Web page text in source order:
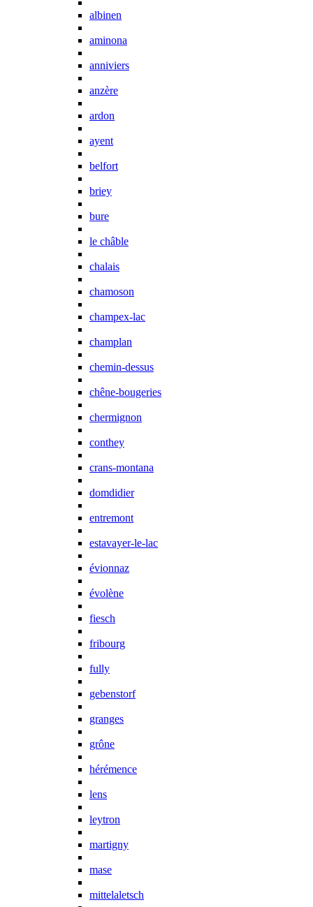
albinen
aminona
anniviers
anzère
ardon
ayent
belfort
briey
bure
le châble
chalais
chamoson
champex-lac
champlan
chemin-dessus
chêne-bougeries
chermignon
conthey
crans-montana
domdidier
entremont
estavayer-le-lac
évionnaz
évolène
fiesch
fribourg
fully
gebenstorf
granges
grône
hérémence
lens
leytron
martigny
mase
mittelaletsch